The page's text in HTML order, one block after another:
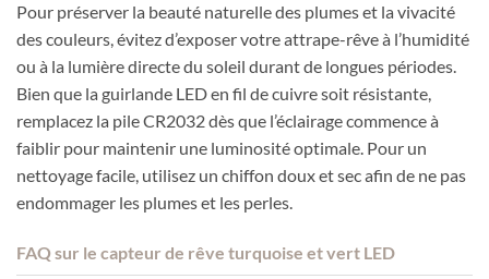
Pour préserver la beauté naturelle des plumes et la vivacité
des couleurs, évitez d’exposer votre attrape-rêve à l’humidité
ou à la lumière directe du soleil durant de longues périodes.
Bien que la guirlande LED en fil de cuivre soit résistante,
remplacez la pile CR2032 dès que l’éclairage commence à
faiblir pour maintenir une luminosité optimale. Pour un
nettoyage facile, utilisez un chiffon doux et sec afin de ne pas
endommager les plumes et les perles.
FAQ sur le capteur de rêve turquoise et vert LED